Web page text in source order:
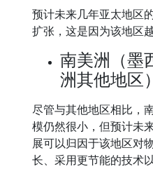
预计未来几年亚太地区
扩张，这是因为该地区
南美洲（墨
洲其他地区）
尽管与其他地区相比，
模仍然很小，但预计未
展可以归因于该地区对
长、采用更节能的技术